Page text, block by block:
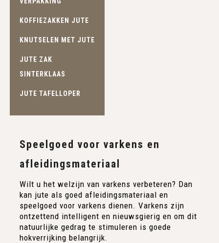
KOFFIEZAKKEN JUTE
KNUTSELEN MET JUTE
JUTE ZAK
SINTERKLAAS
JUTE TAFELLOPER
Speelgoed voor varkens en
afleidingsmateriaal
Wilt u het welzijn van varkens verbeteren? Dan
kan jute als goed afleidingsmateriaal en
speelgoed voor varkens dienen. Varkens zijn
ontzettend intelligent en nieuwsgierig en om dit
natuurlijke gedrag te stimuleren is goede
hokverrijking belangrijk.